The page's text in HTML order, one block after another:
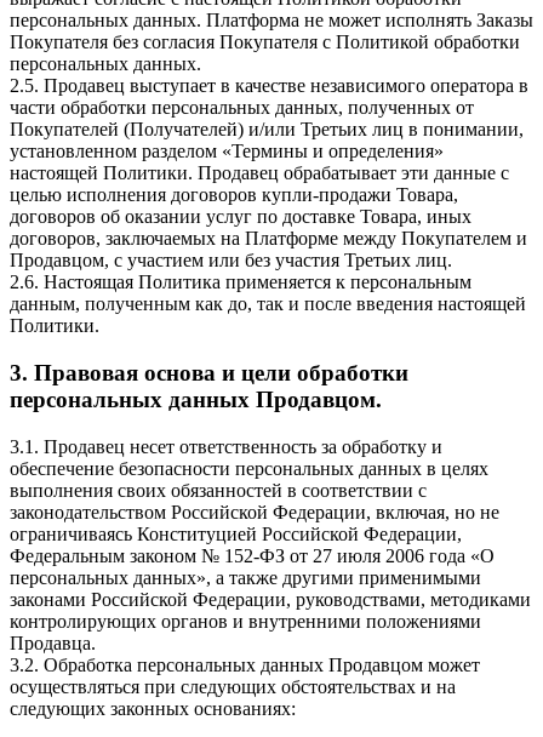
персональных данных. Платформа не может исполнять Заказы
Покупателя без согласия Покупателя с Политикой обработки
персональных данных.
2.5. Продавец выступает в качестве независимого оператора в
части обработки персональных данных, полученных от
Покупателей (Получателей) и/или Третьих лиц в понимании,
установленном разделом «Термины и определения»
настоящей Политики. Продавец обрабатывает эти данные с
целью исполнения договоров купли-продажи Товара,
договоров об оказании услуг по доставке Товара, иных
договоров, заключаемых на Платформе между Покупателем и
Продавцом, с участием или без участия Третьих лиц.
2.6. Настоящая Политика применяется к персональным
данным, полученным как до, так и после введения настоящей
Политики.
3. Правовая основа и цели обработки
персональных данных Продавцом.
3.1. Продавец несет ответственность за обработку и
обеспечение безопасности персональных данных в целях
выполнения своих обязанностей в соответствии с
законодательством Российской Федерации, включая, но не
ограничиваясь Конституцией Российской Федерации,
Федеральным законом № 152-ФЗ от 27 июля 2006 года «О
персональных данных», а также другими применимыми
законами Российской Федерации, руководствами, методиками
контролирующих органов и внутренними положениями
Продавца.
3.2. Обработка персональных данных Продавцом может
осуществляться при следующих обстоятельствах и на
следующих законных основаниях: